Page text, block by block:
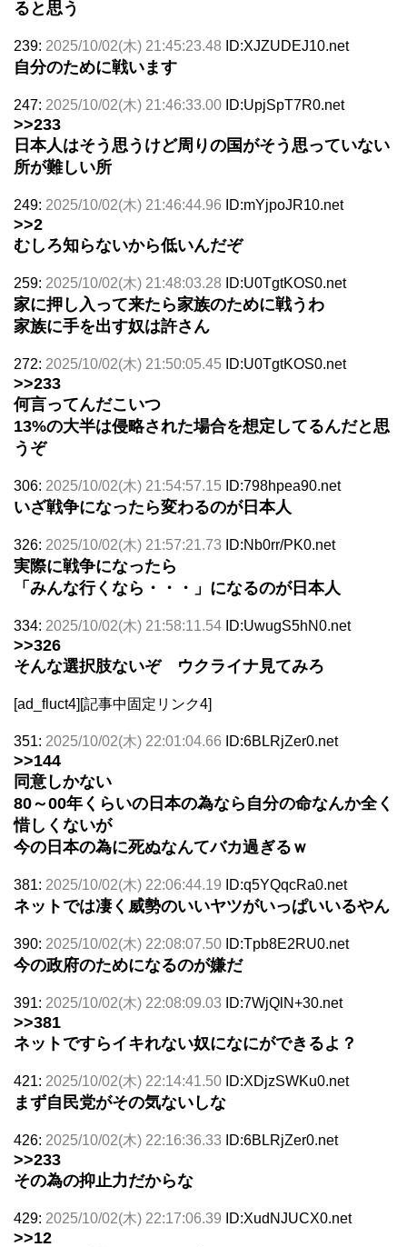
ると思う
239: 2025/10/02(木) 21:45:23.48 ID:XJZUDEJ10.net
自分のために戦います
247: 2025/10/02(木) 21:46:33.00 ID:UpjSpT7R0.net
>>233
日本人はそう思うけど周りの国がそう思っていない
所が難しい所
249: 2025/10/02(木) 21:46:44.96 ID:mYjpoJR10.net
>>2
むしろ知らないから低いんだぞ
259: 2025/10/02(木) 21:48:03.28 ID:U0TgtKOS0.net
家に押し入って来たら家族のために戦うわ
家族に手を出す奴は許さん
272: 2025/10/02(木) 21:50:05.45 ID:U0TgtKOS0.net
>>233
何言ってんだこいつ
13%の大半は侵略された場合を想定してるんだと思
うぞ
306: 2025/10/02(木) 21:54:57.15 ID:798hpea90.net
いざ戦争になったら変わるのが日本人
326: 2025/10/02(木) 21:57:21.73 ID:Nb0rr/PK0.net
実際に戦争になったら
「みんな行くなら・・・」になるのが日本人
334: 2025/10/02(木) 21:58:11.54 ID:UwugS5hN0.net
>>326
そんな選択肢ないぞ ウクライナ見てみろ
[ad_fluct4][記事中固定リンク4]
351: 2025/10/02(木) 22:01:04.66 ID:6BLRjZer0.net
>>144
同意しかない
80～00年くらいの日本の為なら自分の命なんか全く
惜しくないが
今の日本の為に死ぬなんてバカ過ぎるｗ
381: 2025/10/02(木) 22:06:44.19 ID:q5YQqcRa0.net
ネットでは凄く威勢のいいヤツがいっぱいいるやん
390: 2025/10/02(木) 22:08:07.50 ID:Tpb8E2RU0.net
今の政府のためになるのが嫌だ
391: 2025/10/02(木) 22:08:09.03 ID:7WjQlN+30.net
>>381
ネットですらイキれない奴になにができるよ？
421: 2025/10/02(木) 22:14:41.50 ID:XDjzSWKu0.net
まず自民党がその気ないしな
426: 2025/10/02(木) 22:16:36.33 ID:6BLRjZer0.net
>>233
その為の抑止力だからな
429: 2025/10/02(木) 22:17:06.39 ID:XudNJUCX0.net
>>12